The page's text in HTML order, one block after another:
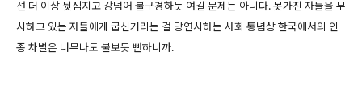
선 더 이상 뒷짐지고 강넘어 불구경하듯 여길 문제는 아니다. 못가진 자들을 무
시하고 있는 자들에게 굽신거리는 걸 당연시하는 사회 통념상 한국에서의 인
종 차별은 너무나도 불보듯 뻔하니까.